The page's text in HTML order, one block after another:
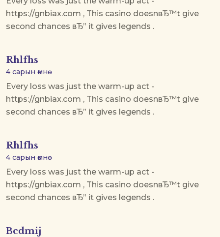
https://gnbiax.com , This casino doesnвЂ™t give
second chances вЂ” it gives legends .
Rhlfhs
4 сарын өмнө
Every loss was just the warm-up act -
https://gnbiax.com , This casino doesnвЂ™t give
second chances вЂ” it gives legends .
Rhlfhs
4 сарын өмнө
Every loss was just the warm-up act -
https://gnbiax.com , This casino doesnвЂ™t give
second chances вЂ” it gives legends .
Bcdmij